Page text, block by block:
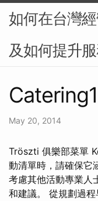
如何在台灣
及如何提升
May 20, 2014
Tröszti 俱樂部菜單
動清單時，請確保它
考慮其他活動專業人
和建議。 從規劃過